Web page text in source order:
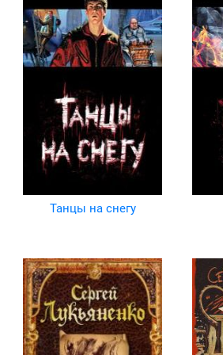
Танцы на снегу